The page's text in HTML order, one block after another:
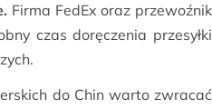
Firma FedEx oraz przewoźnik
czas doręczenia przesyłki
do Chin warto zwracać